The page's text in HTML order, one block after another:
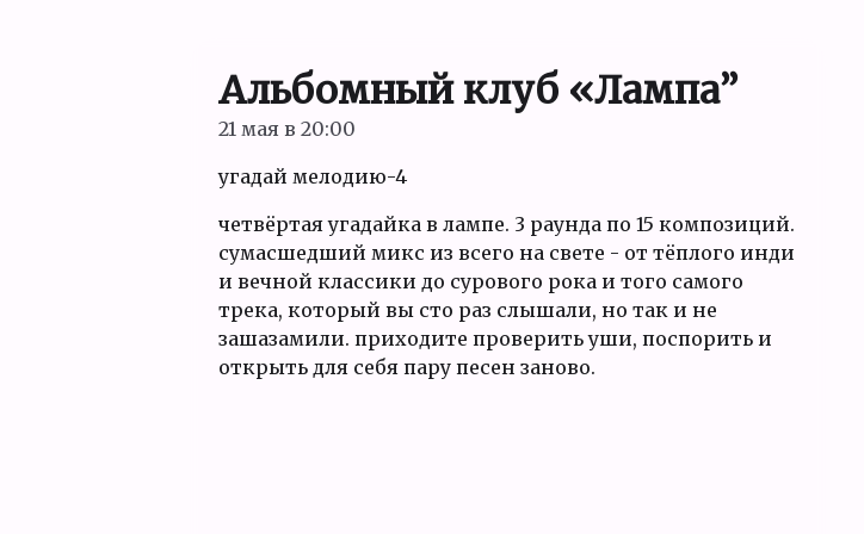
Альбомный клуб «Лампа”
21 мая в 20:00
угадай мелодию-4
четвёртая угадайка в лампе. 3 раунда по 15 композиций.
сумасшедший микс из всего на свете - от тёплого инди
и вечной классики до сурового рока и того самого
трека, который вы сто раз слышали, но так и не
зашазамили. приходите проверить уши, поспорить и
открыть для себя пару песен заново.